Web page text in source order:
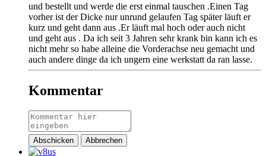
​und bestellt und werde die erst einmal tauschen .Einen Tag
vorher ist der Dicke nur unrund gelaufen Tag später läuft er
kurz und geht dann aus .Er läuft mal hoch oder auch nicht
und geht aus . Da ich seit 3 Jahren sehr krank bin kann ich es
nicht mehr so habe alleine die Vorderachse neu gemacht und
auch andere dinge da ich ungern eine werkstatt da ran lasse.
Kommentar
Abschicken Abbrechen